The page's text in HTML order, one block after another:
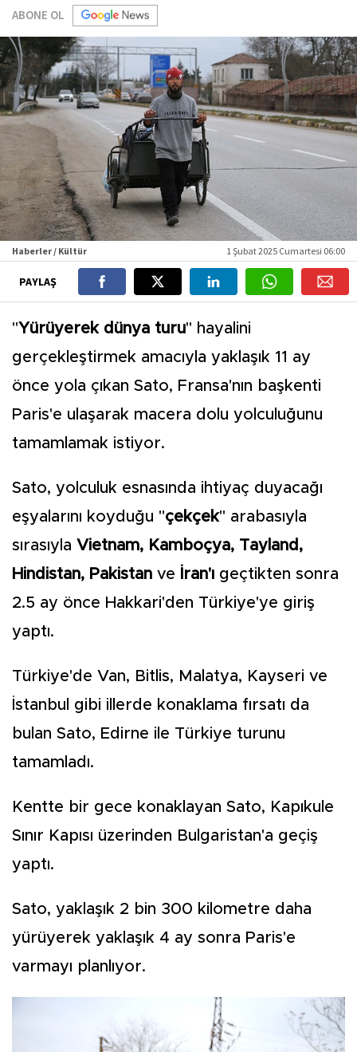
ABONE OL
Haberler / Kültür 1 Şubat 2025 Cumartesi 06:00
PAYLAŞ
"Yürüyerek dünya turu" hayalini
gerçekleştirmek amacıyla yaklaşık 11 ay
önce yola çıkan Sato, Fransa'nın başkenti
Paris'e ulaşarak macera dolu yolculuğunu
tamamlamak istiyor.
Sato, yolculuk esnasında ihtiyaç duyacağı
eşyalarını koyduğu "çekçek" arabasıyla
sırasıyla Vietnam, Kamboçya, Tayland,
Hindistan, Pakistan ve İran'ı geçtikten sonra
2.5 ay önce Hakkari'den Türkiye'ye giriş
yaptı.
Türkiye'de Van, Bitlis, Malatya, Kayseri ve
İstanbul gibi illerde konaklama fırsatı da
bulan Sato, Edirne ile Türkiye turunu
tamamladı.
Kentte bir gece konaklayan Sato, Kapıkule
Sınır Kapısı üzerinden Bulgaristan'a geçiş
yaptı.
Sato, yaklaşık 2 bin 300 kilometre daha
yürüyerek yaklaşık 4 ay sonra Paris'e
varmayı planlıyor.